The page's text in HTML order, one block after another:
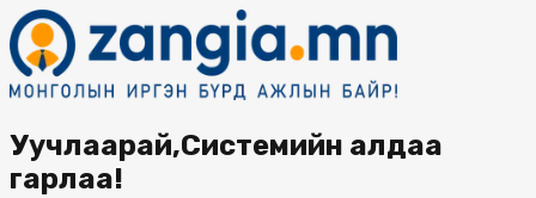
Уучлаарай,Системийн алдаа
гарлаа!